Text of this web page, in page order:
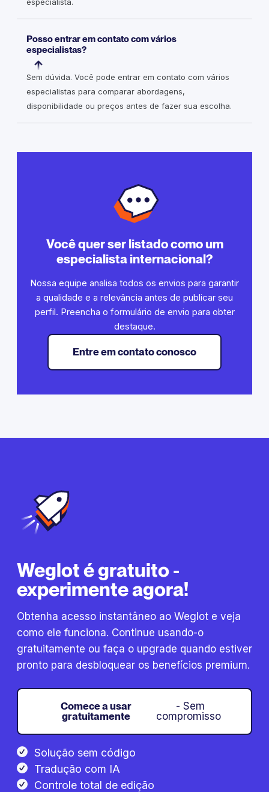
Posso entrar em contato com vários
especialistas?
Sem dúvida. Você pode entrar em contato com vários
especialistas para comparar abordagens,
disponibilidade ou preços antes de fazer sua escolha.
Você quer ser listado como um
especialista internacional?
Nossa equipe analisa todos os envios para garantir
a qualidade e a relevância antes de publicar seu
perfil. Preencha o formulário de envio para obter
destaque.
Entre em contato conosco
Weglot é gratuito -
experimente agora!
Obtenha acesso instantâneo ao Weglot e veja
como ele funciona. Continue usando-o
gratuitamente ou faça o upgrade quando estiver
pronto para desbloquear os benefícios premium.
Comece a usar
gratuitamente
- Sem
compromisso
Solução sem código
Tradução com IA
Controle total de edição